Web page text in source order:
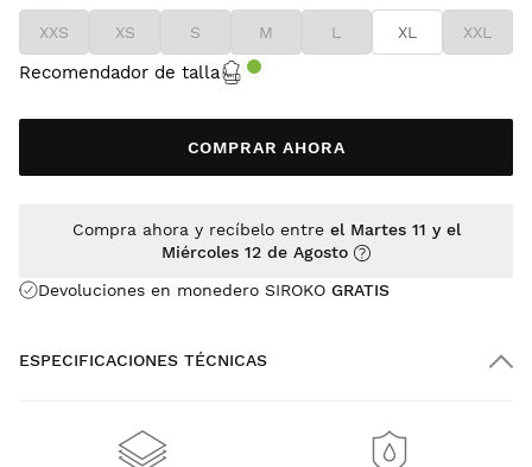
XXS XS S M L XL XXL
Recomendador de talla
COMPRAR AHORA
Devoluciones en monedero SIROKO GRATIS
Compra ahora y recíbelo entre el Martes 11 y el
Miércoles 12 de Agosto
ESPECIFICACIONES TÉCNICAS